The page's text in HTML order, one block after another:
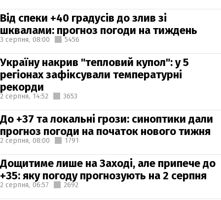
Від спеки +40 градусів до злив зі
шквалами: прогноз погоди на тиждень
3 серпня, 08:00 5456
Україну накрив "тепловий купол": у 5
регіонах зафіксували температурні
рекорди
2 серпня, 14:52 3653
До +37 та локальні грози: синоптики дали
прогноз погоди на початок нового тижня
2 серпня, 08:00 1791
Дощитиме лише на Заході, але припече до
+35: яку погоду прогнозують на 2 серпня
2 серпня, 06:57 2692